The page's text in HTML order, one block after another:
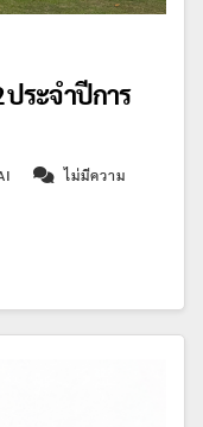
ประจำปีการ
ไม่มีความ